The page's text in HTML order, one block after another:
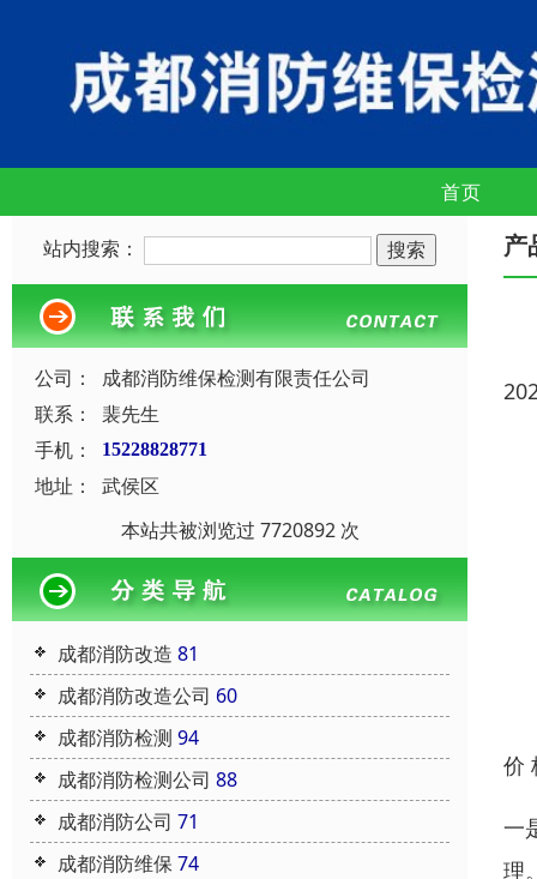
首页
站内搜索：
公司：
成都消防维保检测有限责任公司
联系：
裴先生
手机：
15228828771
地址：
武侯区
本站共被浏览过 7720892 次
成都消防改造 81
成都消防改造公司 60
成都消防检测 94
成都消防检测公司 88
成都消防公司 71
成都消防维保 74
产
价
一
理